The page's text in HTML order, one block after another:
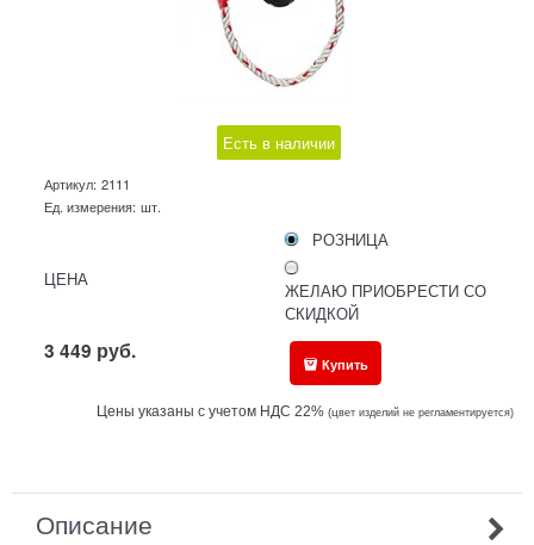
Есть в наличии
Артикул: 2111
Ед. измерения: шт.
ЦЕНА
РОЗНИЦА
ЖЕЛАЮ ПРИОБРЕСТИ СО
СКИДКОЙ
3 449 руб. Купить
Цены указаны с учетом НДС 22%(цвет изделий не регламентируется)
Описание